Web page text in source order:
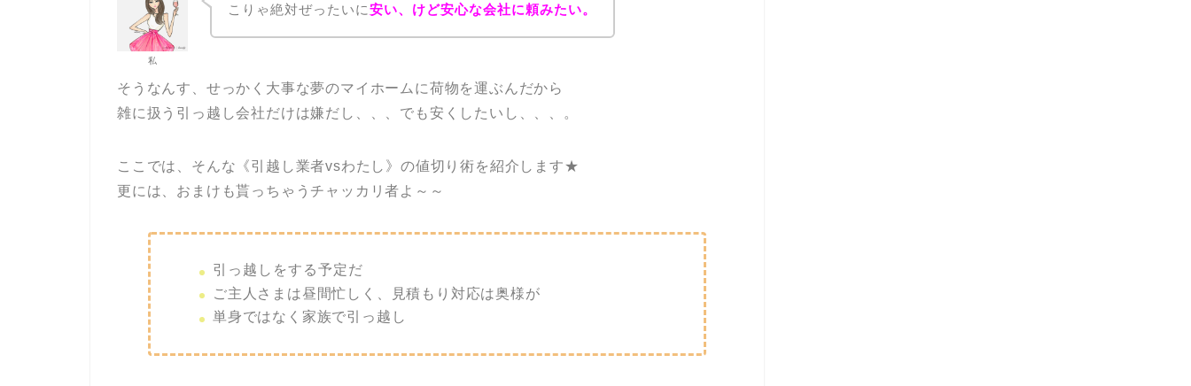
私
こりゃ絶対ぜったいに安い、 けど安心な会社に頼みたい。
そうなんす、せっかく大事な夢のマイホームに荷物を運ぶんだから
雑に扱う引っ越し会社だけは嫌だし、、、でも安くしたいし、、、。
ここでは、そんな《引越し業者vsわたし》の値切り術を紹介します★
更には、おまけも貰っちゃうチャッカリ者よ～～
引っ越しをする予定だ
ご主人さまは昼間忙しく、見積もり対応は奥様が
単身ではなく家族で引っ越し